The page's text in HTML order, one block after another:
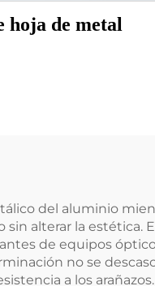
hoja de metal
del aluminio
alterar la estética.
de equipos
no se
a los